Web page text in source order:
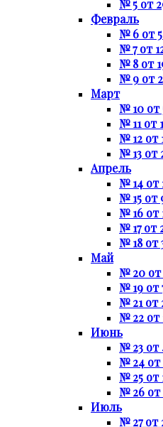
№ 5 от
Февраль
№ 6 от
№ 7 от
№ 8 от
№ 9 от
Март
№ 10 от
№ 11 от
№ 12 от
№ 13 от
Апрель
№ 14 от
№ 15 от
№ 16 от
№ 17 от
№ 18 от
Май
№ 20 от
№ 19 от
№ 21 от
№ 22 от
Июнь
№ 23 от
№ 24 от
№ 25 от
№ 26 от
Июль
№ 27 от